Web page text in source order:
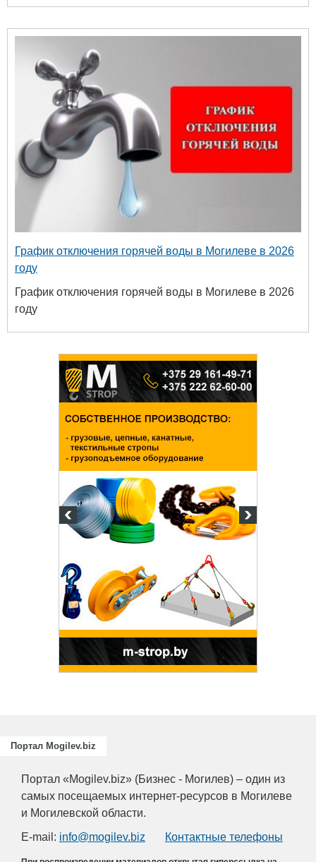
График отключения горячей воды в Могилеве в 2026
году
График отключения горячей воды в Могилеве в 2026
году
Портал Mogilev.biz
Портал «Mogilev.biz» (Бизнес - Могилев) – один из
самых посещаемых интернет-ресурсов в Могилеве
и Могилевской области.
E-mail: info@mogilev.biz Контактные телефоны